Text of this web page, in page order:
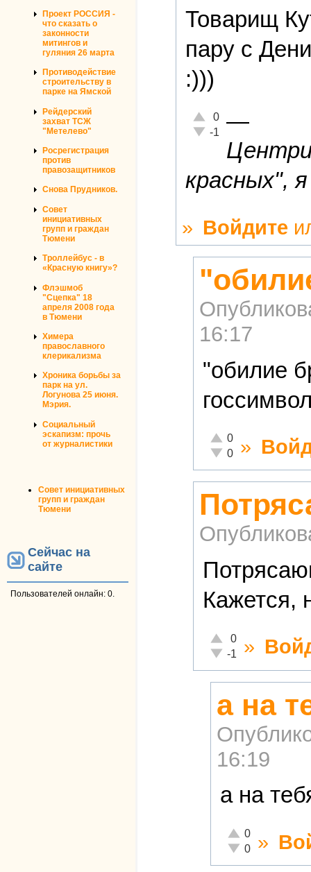
Проект РОССИЯ -
что сказать о
законности
митингов и
гуляния 26 марта
Противодействие
строительству в
парке на Ямской
Рейдерский
захват ТСЖ
"Метелево"
Росрегистрация
против
правозащитников
Снова Прудников.
Совет
инициативных
групп и граждан
Тюмени
Троллейбус - в
«Красную книгу»?
Флэшмоб
"Сцепка" 18
апреля 2008 года
в Тюмени
Химера
православного
клерикализма
Хроника борьбы за
парк на ул.
Логунова 25 июня.
Мэрия.
Социальный
эскапизм: прочь
от журналистики
Совет инициативных
групп и граждан
Тюмени
Сейчас на
сайте
Пользователей онлайн: 0.
Товарищ
пару с
:)))
Отлично!
0
Неадекватно!
-1
—
красных",
» Войдите
16:17
"обилие
Отлично!
0
Неадекватно!
0 »
Кажется,
Отлично!
0
Неадекватно!
-1 »
а на
16:19
а на
Отлично!
0
Неадекватно!
0 »